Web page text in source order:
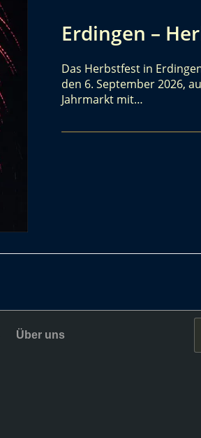
Erdingen –
Das Herbstfest in
den 6. September 2026,
Jahrmarkt mit…
Über uns